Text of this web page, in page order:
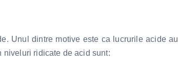
Unul dintre motive este ca lucrurile acide au
niveluri ridicate de acid sunt: